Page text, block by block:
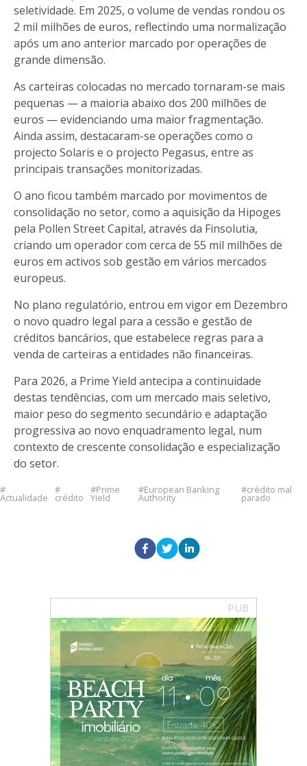
seletividade. Em 2025, o volume de vendas rondou os
2 mil milhões de euros, reflectindo uma normalização
após um ano anterior marcado por operações de
grande dimensão.
As carteiras colocadas no mercado tornaram-se mais
pequenas — a maioria abaixo dos 200 milhões de
euros — evidenciando uma maior fragmentação.
Ainda assim, destacaram-se operações como o
projecto Solaris e o projecto Pegasus, entre as
principais transações monitorizadas.
O ano ficou também marcado por movimentos de
consolidação no setor, como a aquisição da Hipoges
pela Pollen Street Capital, através da Finsolutia,
criando um operador com cerca de 55 mil milhões de
euros em activos sob gestão em vários mercados
europeus.
No plano regulatório, entrou em vigor em Dezembro
o novo quadro legal para a cessão e gestão de
créditos bancários, que estabelece regras para a
venda de carteiras a entidades não financeiras.
Para 2026, a Prime Yield antecipa a continuidade
destas tendências, com um mercado mais seletivo,
maior peso do segmento secundário e adaptação
progressiva ao novo enquadramento legal, num
contexto de crescente consolidação e especialização
do setor.
Actualidade crédito
Prime
Yield
European Banking
Authority
crédito mal
parado
PUB